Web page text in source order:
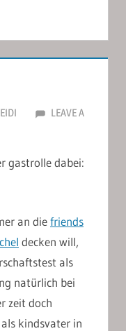
LEAVE A
gastrolle dabei:
an diefriends
decken will,
als
natürlich bei
zeit doch
kindsvater in